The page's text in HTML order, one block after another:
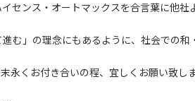
センス・オートマックスを合言葉に他
む」の理念にもあるように、社会での
永くお付き合いの程、宜しくお願い致